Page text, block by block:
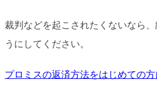
裁判などを起こされたくないなら
うにしてください。
プロミスの返済方法をはじめての